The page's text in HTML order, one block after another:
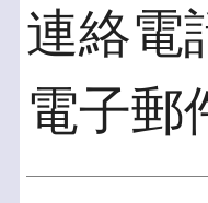
連絡電
電子郵